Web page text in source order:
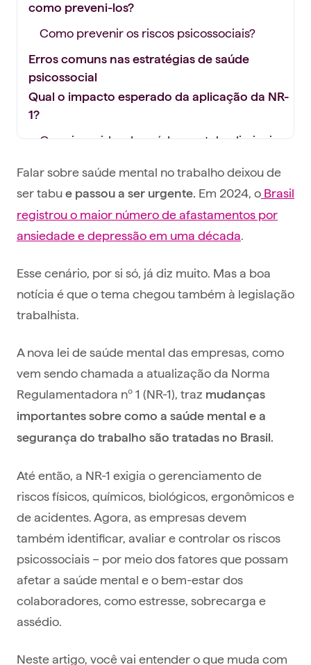
como preveni-los?
Como prevenir os riscos psicossociais?
Erros comuns nas estratégias de saúde
psicossocial
Qual o impacto esperado da aplicação da NR-
1?
Ou seja, cuidar da saúde mental e diminuir os
essenciais para o bem-estar geral dos
colaboradores e da empresa.
Como obter o certificado de Empresa
Promotora da Saúde Mental?
Cuidado contínuo e coordenado pela Alice
Mapeamento dos riscos:
mental):
Recorrência do cuidado:
Sua empresa preparada para a nova NR-1, e
seu time bem cuidado todos os dias
Falar sobre saúde mental no trabalho deixou de
ser tabu e passou a ser urgente. Em 2024, o Brasil
registrou o maior número de afastamentos por
ansiedade e depressão em uma década.
Esse cenário, por si só, já diz muito. Mas a boa
notícia é que o tema chegou também à legislação
trabalhista.
A nova lei de saúde mental das empresas, como
vem sendo chamada a atualização da Norma
Regulamentadora nº 1 (NR-1), traz mudanças
importantes sobre como a saúde mental e a
segurança do trabalho são tratadas no Brasil.
Até então, a NR-1 exigia o gerenciamento de
riscos físicos, químicos, biológicos, ergonômicos e
de acidentes. Agora, as empresas devem
também identificar, avaliar e controlar os riscos
psicossociais – por meio dos fatores que possam
afetar a saúde mental e o bem-estar dos
colaboradores, como estresse, sobrecarga e
assédio.
Neste artigo, você vai entender o que muda com